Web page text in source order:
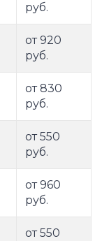
руб.
от 920
руб.
от 830
руб.
от 550
руб.
от 960
руб.
от 550